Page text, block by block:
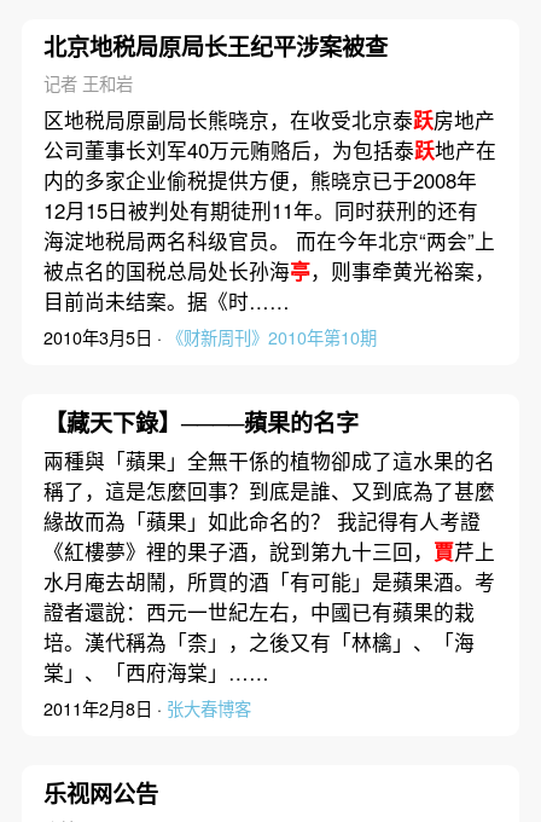
北京地税局原局长王纪平涉案被查
记者 王和岩
区地税局原副局长熊晓京，在收受北京泰跃房地产
公司董事长刘军40万元贿赂后，为包括泰跃地产在
内的多家企业偷税提供方便，熊晓京已于2008年
12月15日被判处有期徒刑11年。同时获刑的还有
海淀地税局两名科级官员。 而在今年北京“两会”上
被点名的国税总局处长孙海亭，则事牵黄光裕案，
目前尚未结案。据《时……
2010年3月5日 · 《财新周刊》2010年第10期
【藏天下錄】────蘋果的名字
兩種與「蘋果」全無干係的植物卻成了這水果的名
稱了，這是怎麼回事？到底是誰、又到底為了甚麼
緣故而為「蘋果」如此命名的？ 我記得有人考證
《紅樓夢》裡的果子酒，說到第九十三回， 賈芹上
水月庵去胡鬧，所買的酒「有可能」是蘋果酒。考
證者還說：西元一世紀左右，中國已有蘋果的栽
培。漢代稱為「柰」，之後又有「林檎」、「海
棠」、「西府海棠」……
2011年2月8日 · 张大春博客
乐视网公告